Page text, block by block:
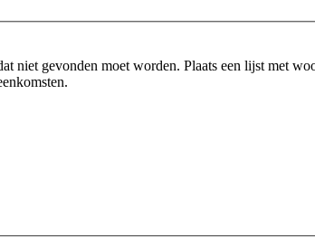
niet gevonden moet worden. Plaats een lijst met